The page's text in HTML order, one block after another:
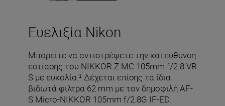
Ευελιξία Nikon
Μπορείτε να αντιστρέψετε την κατεύθυνση
εστίασης του NIKKOR Z MC 105mm f/2.8 VR
S με ευκολία.¹ Δέχεται επίσης τα ίδια
βιδωτά φίλτρα 62 mm με τον δημοφιλή AF-
S Micro-NIKKOR 105mm f/2.8G IF-ED.